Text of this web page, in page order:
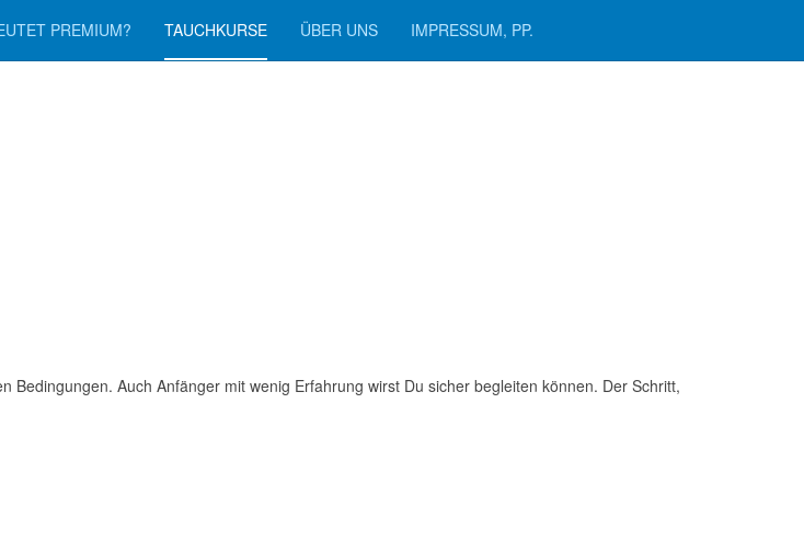
PREMIUM? TAUCHKURSE ÜBER UNS IMPRESSUM, PP.
Auch Anfänger mit wenig Erfahrung wirst Du sicher begleiten können. Der Schritt,